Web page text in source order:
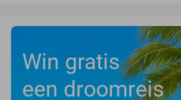
Win gratis
een droomreis